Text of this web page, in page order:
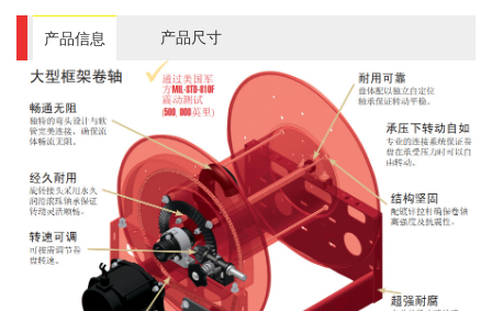
产品信息 产品尺寸